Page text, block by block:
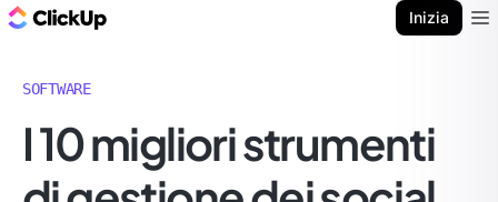
Inizia
SOFTWARE
I 10 migliori strumenti